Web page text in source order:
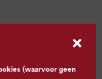
(waarvoor geen